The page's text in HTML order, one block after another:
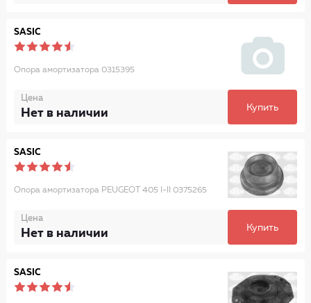
SASIC
Опора амортизатора 0315395
Цена
Нет в наличии Купить
SASIC
Опора амортизатора PEUGEOT 405 I-II 0375265
Цена
Нет в наличии Купить
SASIC